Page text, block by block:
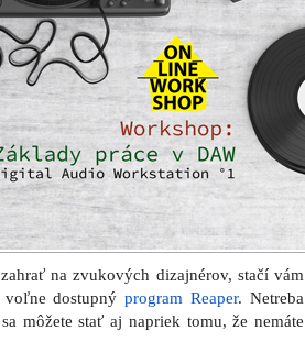
na zvukových dizajnérov, stačí vám
voľne dostupnýprogram Reaper. Netreba
môžete stať aj napriek tomu, že nemáte